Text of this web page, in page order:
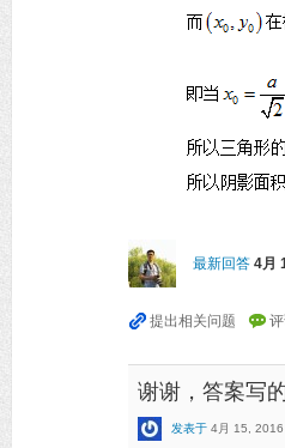
最新回答 4月
谢谢，答案写
发表于 4月 15, 2016